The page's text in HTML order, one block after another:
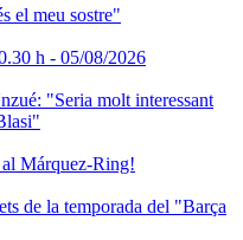
el meu sostre"
h - 05/08/2026
"Seria molt interessant
Márquez-Ring!
de la temporada del "Barça